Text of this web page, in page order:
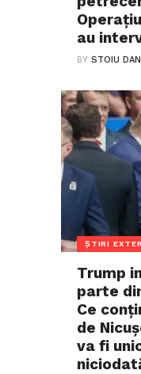
au
BYSTOIU
ȘTIRI
Trump
parte
Ce
de
va fi